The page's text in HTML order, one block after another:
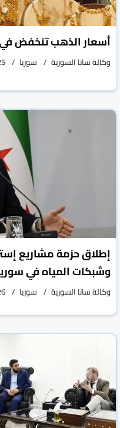
أسعار الذهب تنخفض
وكالة سانا السورية سوريا 25
إطلاق حزمة مشاريع
وشبكات المياه في
وكالة سانا السورية سوريا 26